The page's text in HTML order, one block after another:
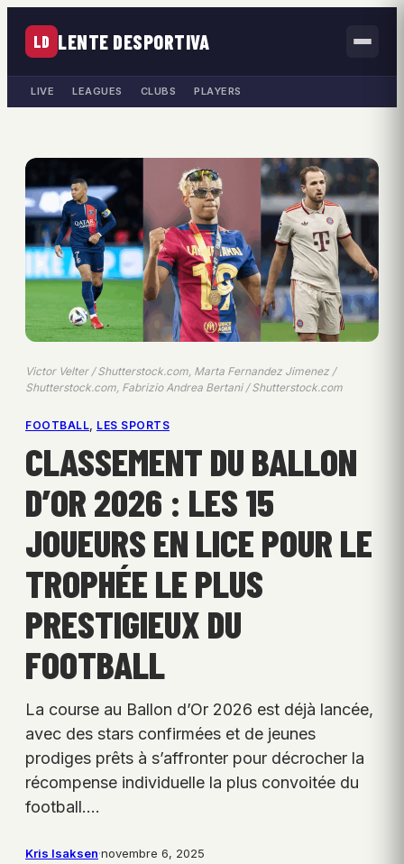
LD LENTE DESPORTIVA
LIVE LEAGUES CLUBS PLAYERS
Victor Velter / Shutterstock.com, Marta Fernandez Jimenez /
Shutterstock.com, Fabrizio Andrea Bertani / Shutterstock.com
FOOTBALL, LES SPORTS
CLASSEMENT DU BALLON
D’OR 2026 : LES 15
JOUEURS EN LICE POUR LE
TROPHÉE LE PLUS
PRESTIGIEUX DU
FOOTBALL
La course au Ballon d’Or 2026 est déjà lancée,
avec des stars confirmées et de jeunes
prodiges prêts à s’affronter pour décrocher la
récompense individuelle la plus convoitée du
football.…
Kris Isaksen·novembre 6, 2025